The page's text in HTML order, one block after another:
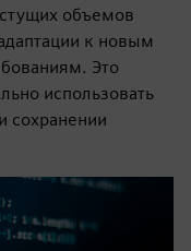
объемов
к новым
Это
использовать
сохранении